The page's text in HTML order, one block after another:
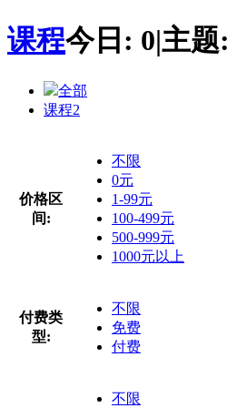
课程今日: 0|主题:
全部
课程2
价格区
间:
不限
0元
1-99元
100-499元
500-999元
1000元以上
付费类
型:
不限
免费
付费
不限